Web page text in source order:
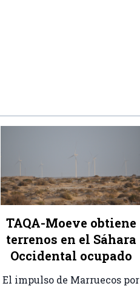
TAQA-Moeve obtiene
terrenos en el Sáhara
Occidental ocupado
El impulso de Marruecos por